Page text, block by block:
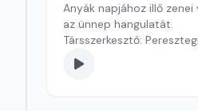
Anyák napjához illő
az ünnep hangulatát.
Társszerkesztő: